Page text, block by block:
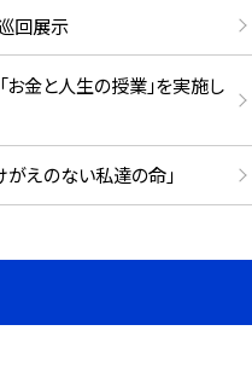
回展示
お金と人生の授業」を実施し
えのない私達の命」